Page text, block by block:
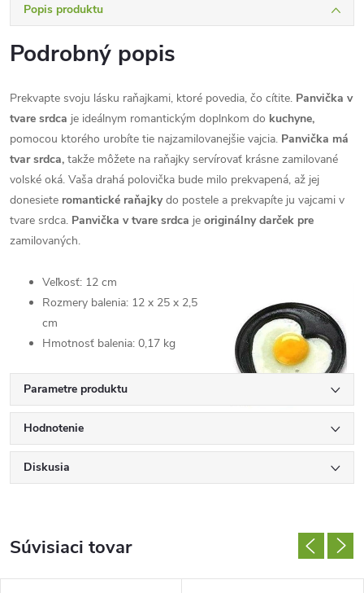
Popis produktu
Podrobný popis
Prekvapte svoju lásku raňajkami, ktoré povedia, čo cítite. Panvička v
tvare srdca je ideálnym romantickým doplnkom do kuchyne,
pomocou ktorého urobíte tie najzamilovanejšie vajcia. Panvička má
tvar srdca, takže môžete na raňajky servírovať krásne zamilované
volské oká. Vaša drahá polovička bude milo prekvapená, až jej
donesiete romantické raňajkydo postele a prekvapíte ju vajcami v
tvare srdca. Panvička v tvare srdca je originálny darček pre
zamilovaných.
Veľkosť: 12 cm
Rozmery balenia: 12 x 25 x 2,5
cm
Hmotnosť balenia: 0,17 kg
Parametre produktu
Hodnotenie
Diskusia
Súvisiaci tovar